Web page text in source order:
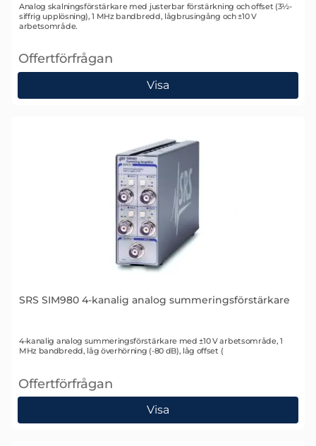
Art. nr 1433
Analog skalningsförstärkare med justerbar förstärkning och offset (3½-
siffrig upplösning), 1 MHz bandbredd, lågbrusingång och ±10 V
arbetsområde.
Offertförfrågan
, SRS SIM983 Analog skalningsförstärkare
Visa
SRS SIM980 4-kanalig analog summeringsförstärkare
Art. nr 1430
4-kanalig analog summeringsförstärkare med ±10 V arbetsområde, 1
MHz bandbredd, låg överhörning (-80 dB), låg offset (
Offertförfrågan
, SRS SIM980 4-kanalig analog
Visa